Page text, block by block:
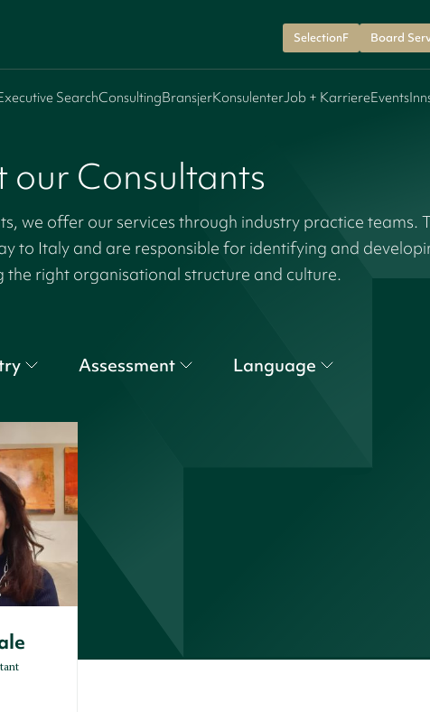
SelectionF Board
SearchConsultingBransjerKonsulenterJob + KarriereEvents
our Consultants
we offer our services through industry practice teams.
to Italy and are responsible for identifying and
the right organisational structure and culture.
Assessment Language